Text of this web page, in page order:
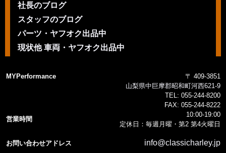
社長のブログ
スタッフのブログ
パーツ・ヤフオク出品中
現状他 車両・ヤフオク出品中
MYPerformance
〒 409-3851
山梨県中巨摩郡昭和町河西621-9
TEL: 055-244-8200
FAX: 055-244-8222
営業時間
10:00-19:00
定休日：毎週月曜・第2 第4火曜日
お問い合わせアドレス info@classicharley.jp